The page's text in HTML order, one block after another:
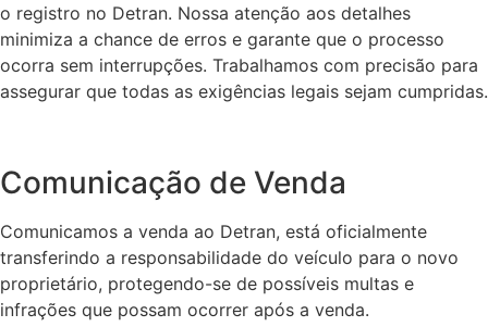
o registro no Detran. Nossa atenção aos detalhes
minimiza a chance de erros e garante que o processo
ocorra sem interrupções. Trabalhamos com precisão para
assegurar que todas as exigências legais sejam cumpridas.
Comunicação de Venda
Comunicamos a venda ao Detran, está oficialmente
transferindo a responsabilidade do veículo para o novo
proprietário, protegendo-se de possíveis multas e
infrações que possam ocorrer após a venda.